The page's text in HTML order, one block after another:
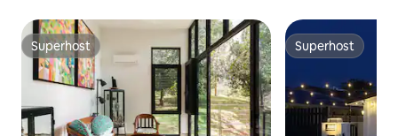
Superhost
Superhost Superhost
Superhost